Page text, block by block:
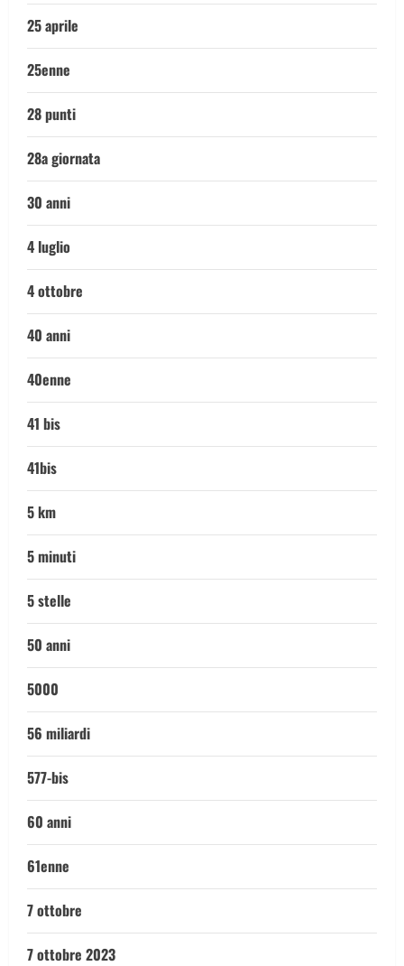
25 aprile
25enne
28 punti
28a giornata
30 anni
4 luglio
4 ottobre
40 anni
40enne
41 bis
41bis
5 km
5 minuti
5 stelle
50 anni
5000
56 miliardi
577-bis
60 anni
61enne
7 ottobre
7 ottobre 2023